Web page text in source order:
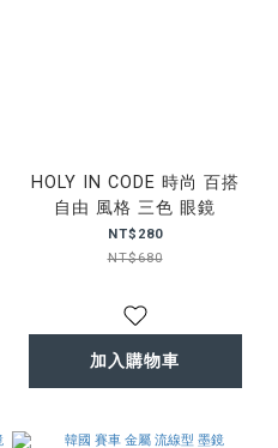
HOLY IN CODE 時尚 百搭
自由 風格 三色 眼鏡
NT$280
NT$680
加入購物車